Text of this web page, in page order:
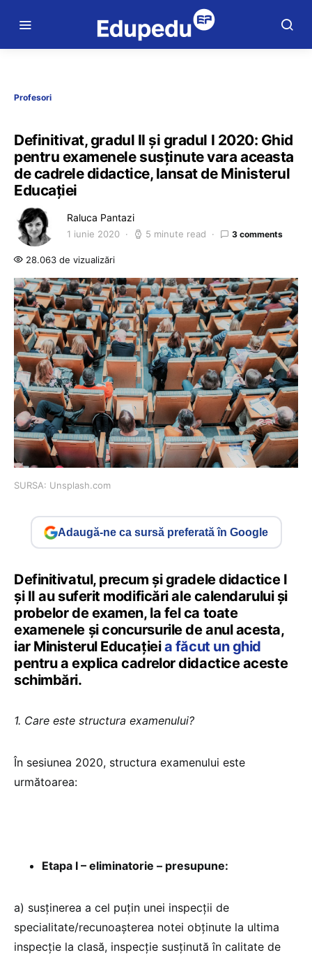
Profesori
Definitivat, gradul II și gradul I 2020: Ghid
pentru examenele susținute vara aceasta
de cadrele didactice, lansat de Ministerul
Educației
Raluca Pantazi
1 iunie 2020 5 minute read 3 comments
28.063 de vizualizări
SURSA: Unsplash.com
Adaugă-ne ca sursă preferată în Google
Definitivatul, precum și gradele didactice I
și II au suferit modificări ale calendarului și
probelor de examen, la fel ca toate
examenele și concursurile de anul acesta,
iar Ministerul Educațieia făcut un ghid
pentru a explica cadrelor didactice aceste
schimbări.
1. Care este structura examenului?
În sesiunea 2020, structura examenului este
următoarea:
Etapa I – eliminatorie – presupune:
a) susținerea a cel puțin unei inspecții de
specialitate/recunoașterea notei obținute la ultima
inspecție la clasă, inspecție susținută în calitate de